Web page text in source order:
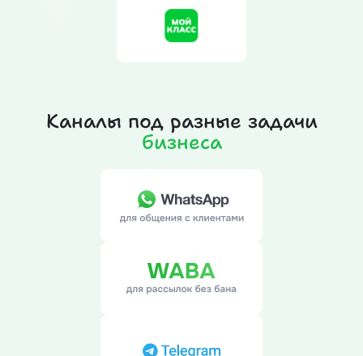
Каналы под разные задачи
бизнеса